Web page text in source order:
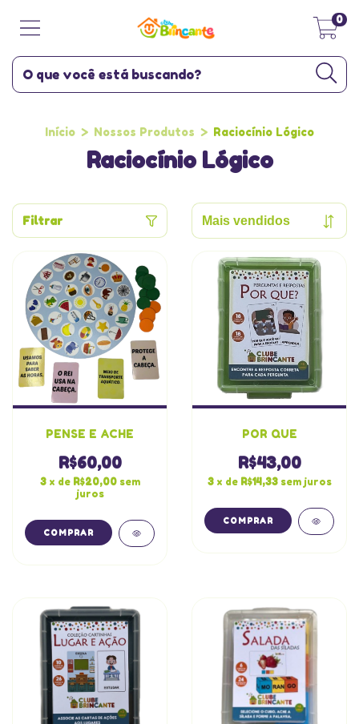
0
Início > Nossos Produtos > Raciocínio Lógico
Raciocínio Lógico
Filtrar
PENSE E ACHE
R$60,00
3 x de R$20,00 sem
juros
POR QUE
R$43,00
3 x de R$14,33 sem juros